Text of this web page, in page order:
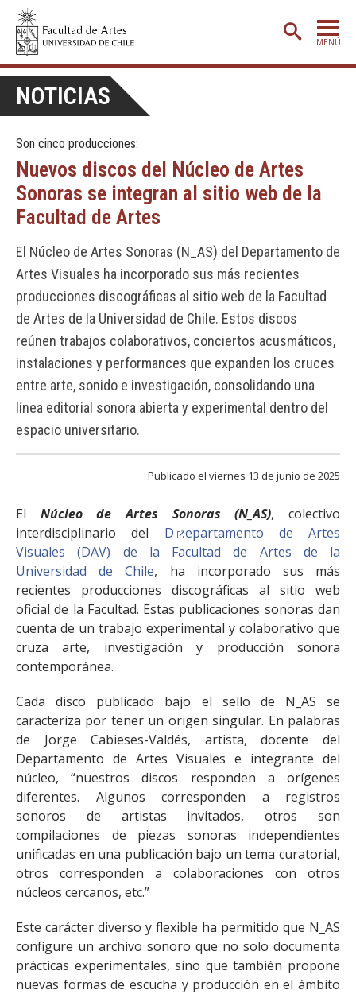
MENÚ
ADMISIÓN
CARRERAS
POSTGRADO
CREACIÓNE INVESTIGACIÓN
BIBLIOTECA
DEPARTAMENTOS
FACULTAD
Estudiantes
Académicas/os
Funcionarias/os
NOTICIAS
Son cinco producciones:
Nuevos discos del Núcleo de Artes
Sonoras se integran al sitio web de la
Facultad de Artes
El Núcleo de Artes Sonoras (N_AS) del Departamento de
Artes Visuales ha incorporado sus más recientes
producciones discográficas al sitio web de la Facultad
de Artes de la Universidad de Chile. Estos discos
reúnen trabajos colaborativos, conciertos acusmáticos,
instalaciones y performances que expanden los cruces
entre arte, sonido e investigación, consolidando una
línea editorial sonora abierta y experimental dentro del
espacio universitario.
Publicado el viernes 13 de junio de 2025
El Núcleo de Artes Sonoras (N_AS), colectivo
interdisciplinario del D
epartamento de Artes
Visuales (DAV) de la Facultad de Artes de la
Universidad de Chile, ha incorporado sus más
recientes producciones discográficas al sitio web
oficial de la Facultad. Estas publicaciones sonoras dan
cuenta de un trabajo experimental y colaborativo que
cruza arte, investigación y producción sonora
contemporánea.
Cada disco publicado bajo el sello de N_AS se
caracteriza por tener un origen singular. En palabras
de Jorge Cabieses-Valdés, artista, docente del
Departamento de Artes Visuales e integrante del
núcleo, “nuestros discos responden a orígenes
diferentes. Algunos corresponden a registros
sonoros de artistas invitados, otros son
compilaciones de piezas sonoras independientes
unificadas en una publicación bajo un tema curatorial,
otros corresponden a colaboraciones con otros
núcleos cercanos, etc.”
Este carácter diverso y flexible ha permitido que N_AS
configure un archivo sonoro que no solo documenta
prácticas experimentales, sino que también propone
nuevas formas de escucha y producción en el ámbito